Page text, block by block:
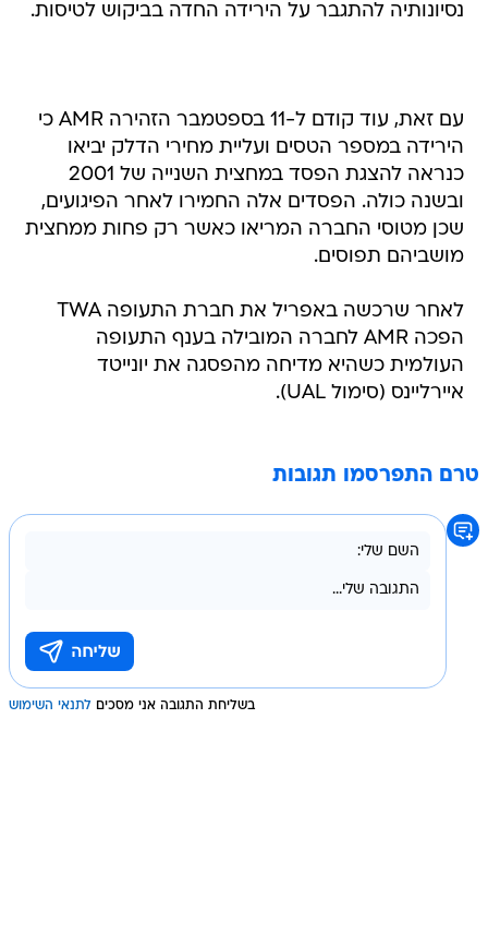
נסיונותיה להתגבר על הירידה החדה בביקוש לטיסות.
עם זאת, עוד קודם ל-11 בספטמבר הזהירה AMR כי
הירידה במספר הטסים ועליית מחירי הדלק יביאו
כנראה להצגת הפסד במחצית השנייה של 2001
ובשנה כולה. הפסדים אלה החמירו לאחר הפיגועים,
שכן מטוסי החברה המריאו כאשר רק פחות ממחצית
מושביהם תפוסים.
לאחר שרכשה באפריל את חברת התעופה TWA
הפכה AMR לחברה המובילה בענף התעופה
העולמית כשהיא מדיחה מהפסגה את יונייטד
איירליינס (סימול UAL).
טרם התפרסמו תגובות
בשליחת התגובה אני מסכים לתנאי השימוש